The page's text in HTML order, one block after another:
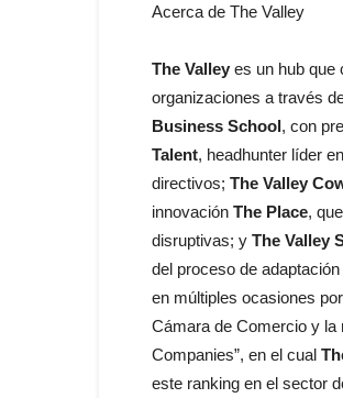
Acerca de The Valley
The Valley es un hub que
organizaciones a través
Business School, con
Talent, headhunter líder
directivos; The Valley
innovación The Place,
disruptivas; y The Valley
del proceso de
en múltiples ocasiones
Cámara de Comercio y la
Companies”, en el cual
este ranking en el sector